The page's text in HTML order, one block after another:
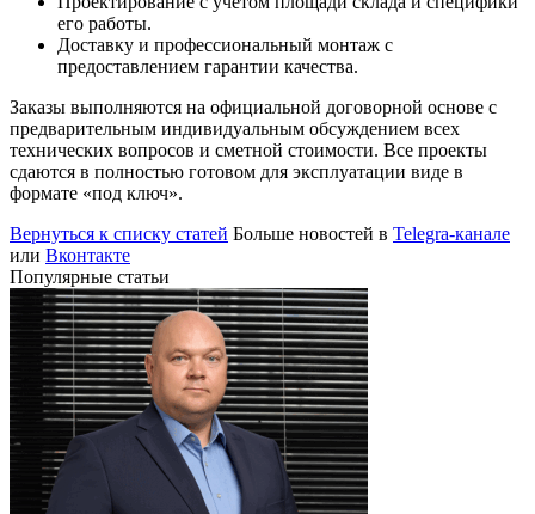
его работы.
Доставку и профессиональный монтаж с
предоставлением гарантии качества.
Заказы выполняются на официальной договорной основе с
предварительным индивидуальным обсуждением всех
технических вопросов и сметной стоимости. Все проекты
сдаются в полностью готовом для эксплуатации виде в
формате «под ключ».
Вернуться к списку статей Больше новостей в Telegra-канале
или Вконтакте
Популярные статьи